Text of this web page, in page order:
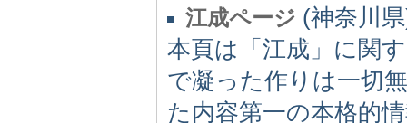
江成ページ (神奈川
本頁は「江成」に関
で凝った作りは一切
た内容第一の本格的